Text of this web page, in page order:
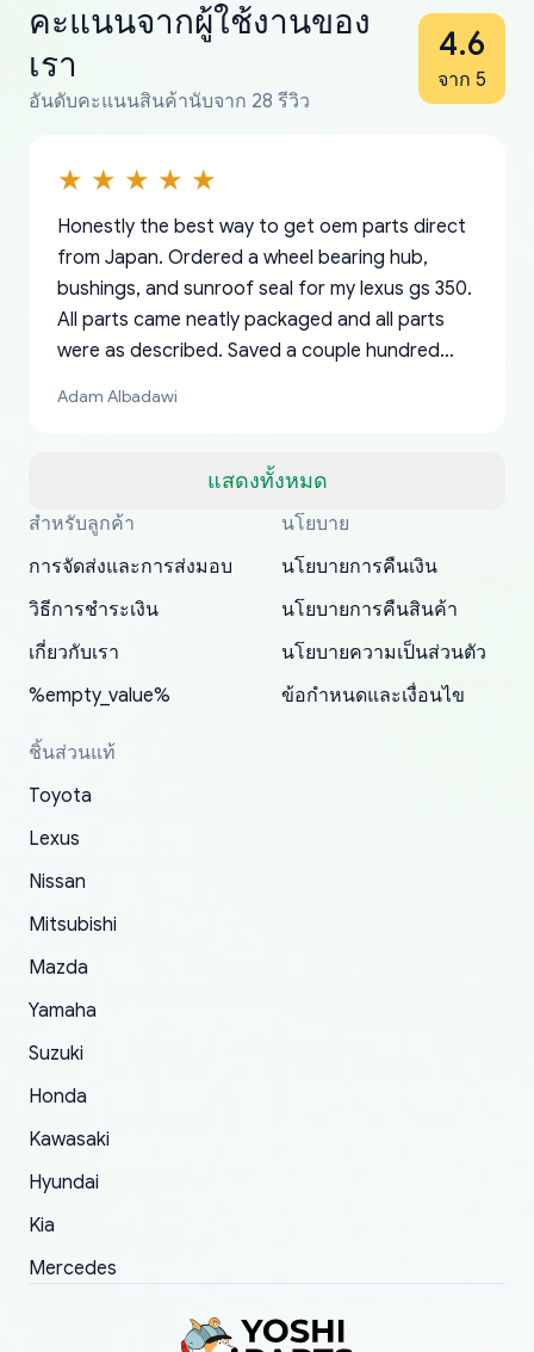
คะแนนจากผู้ใช้งานของ
เรา
อันดับคะแนนสินค้านับจาก 28 รีวิว
4.6
จาก 5
แสดงทั้งหมด
Honestly the best way to get oem parts direct
from Japan. Ordered a wheel bearing hub,
bushings, and sunroof seal for my lexus gs 350.
All parts came neatly packaged and all parts
were as described. Saved a couple hundred
a matter of days. Very professional company as
well, I forgot to add my apartment number in
my address and contacted them with the
correct information. They updated my address
promptly. Will 100% be returning to order parts
Adam Albadawi
Thank you, yoshiparts.com for the responsive
customer service and for being a reliable
have ordered from yoshi three times within
2022. The first two orders were received timely
and with no problems. The third order was not
received at all. According to yoshi's shipper, the
parcel was lost somewhere within the U.S.
replacement order was shipped and received.
The only reason for giving them 4 stars instead
order.
South Guam
OEM parts at prices that nobody else can beat.
Fast shipping to USA… I’m happy!
P. Ginez
Basically, this is my 6th time ordering parts for
my XRs (which is hard to find these days). Item
19 delays which is understandable, the package
is packed well! More so, I am genuinely happy
about the updates whether the item I added to
my cart is available or not. It's hassle free, I've
had troubles on my previous orders but they
and giving me updates.
All genuine oem parts all in perfect condition I
have told everyone about this site very reliable
appreciate everything.
Jay W
I am so shocked at good time, all just because
needed parts for making my cars more
mudguards,flares ) area insane good shape for
my VDJ79, thank you yoshi, for caring
packaging and also because i can look for all
parts needed for upgrading from LX to VX
toyota!.
YANAN RAMIREZ GONZALEZ
สำหรับลูกค้า
การจัดส่งและการส่งมอบ
วิธีการชำระเงิน
เกี่ยวกับเรา
%empty_value%
นโยบาย
นโยบายการคืนเงิน
นโยบายการคืนสินค้า
นโยบายความเป็นส่วนตัว
ข้อกำหนดและเงื่อนไข
ชิ้นส่วนแท้
Toyota
Lexus
Nissan
Mitsubishi
Mazda
Yamaha
Suzuki
Honda
Kawasaki
Hyundai
Kia
Mercedes